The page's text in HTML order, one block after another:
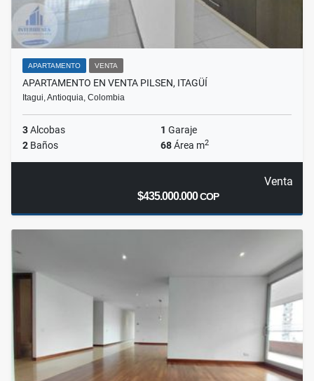
APARTAMENTO VENTA
APARTAMENTO EN VENTA PILSEN, ITAGÜÍ
Itagui, Antioquia, Colombia
3Alcobas 1 Garaje
2 Baños 68Área m2
Venta
$435.000.000COP